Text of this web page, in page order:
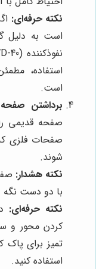
نکته حرفه‌ای:
است به دلیل
استفاده،
است.
برداشتن
صفحه قدیمی
صفحات فلزی
شوند.
نکته هشدار:
با دو دست نگه
نکته حرفه‌ای:
کردن محور و
تمیز برای پاک
استفاده کنید.